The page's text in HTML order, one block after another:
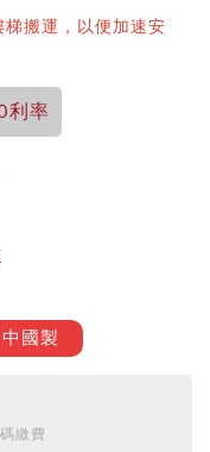
搬運，以便加速安
利率
中國製
繳費